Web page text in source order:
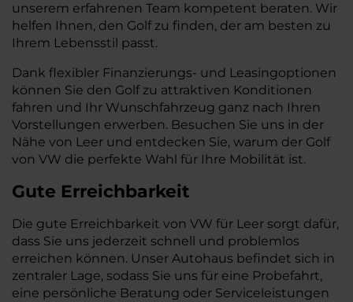
unserem erfahrenen Team kompetent beraten. Wir
helfen Ihnen, den Golf zu finden, der am besten zu
Ihrem Lebensstil passt.
Dank flexibler Finanzierungs- und Leasingoptionen
können Sie den Golf zu attraktiven Konditionen
fahren und Ihr Wunschfahrzeug ganz nach Ihren
Vorstellungen erwerben. Besuchen Sie uns in der
Nähe von Leer und entdecken Sie, warum der Golf
von VW die perfekte Wahl für Ihre Mobilität ist.
Gute Erreichbarkeit
Die gute Erreichbarkeit von VW für Leer sorgt dafür,
dass Sie uns jederzeit schnell und problemlos
erreichen können. Unser Autohaus befindet sich in
zentraler Lage, sodass Sie uns für eine Probefahrt,
eine persönliche Beratung oder Serviceleistungen